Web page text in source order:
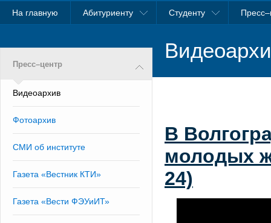
На главную Абитуриенту Студенту
Пресс–центр
Видеоархив
Фотоархив
СМИ об институте
Газета «Вестник КТИ»
Газета «Вести ФЭУиИТ»
В
молодых
24)